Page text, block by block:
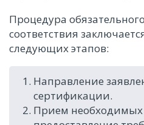
Процедура
соответствия
следующих этапов:
Направление
сертификации.
Прием необходимых